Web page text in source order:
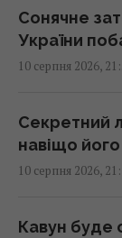
Кава може
животі, але
Червоні
перерости в
Сонячне
України
10 серпня 2026,
Секретний
навіщо
10 серпня 2026,
Кавун буде